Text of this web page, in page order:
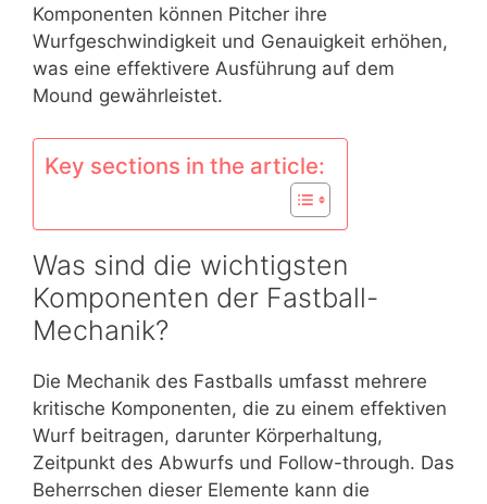
Komponenten können Pitcher ihre
Wurfgeschwindigkeit und Genauigkeit erhöhen,
was eine effektivere Ausführung auf dem
Mound gewährleistet.
Key sections in the article:
Was sind die wichtigsten
Komponenten der Fastball-
Mechanik?
Die Mechanik des Fastballs umfasst mehrere
kritische Komponenten, die zu einem effektiven
Wurf beitragen, darunter Körperhaltung,
Zeitpunkt des Abwurfs und Follow-through. Das
Beherrschen dieser Elemente kann die